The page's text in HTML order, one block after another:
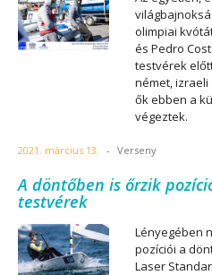
olimpiai
és Pedro
testvérek
német,
ők ebben a
végeztek.
2021. március 13. - Verseny
A döntőben is őrzik
testvérek
Lényegében
pozíciói a
Laser